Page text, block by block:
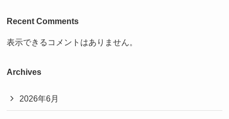
Recent Comments
表示できるコメントはありません。
Archives
2026年6月